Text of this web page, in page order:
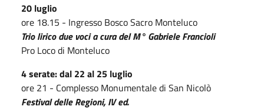
20 luglio
ore 18.15 - Ingresso Bosco Sacro Monteluco
Trio lirico due voci a cura del M° Gabriele Francioli
Pro Loco di Monteluco
4 serate: dal 22 al 25 luglio
ore 21 - Complesso Monumentale di San Nicolò
Festival delle Regioni, IV ed.